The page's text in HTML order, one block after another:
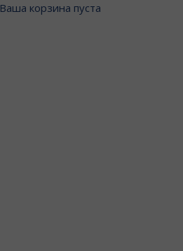
Ваша корзина пуста